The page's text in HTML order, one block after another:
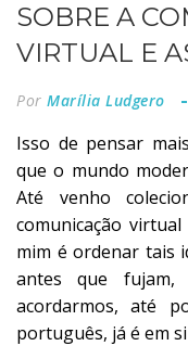
SOBRE A
VIRTUAL E
Por Marília Ludgero
Isso de pensar
que o mundo
Até venho
comunicação
mim é ordenar tais
antes que fujam,
acordarmos, até
português, já é em